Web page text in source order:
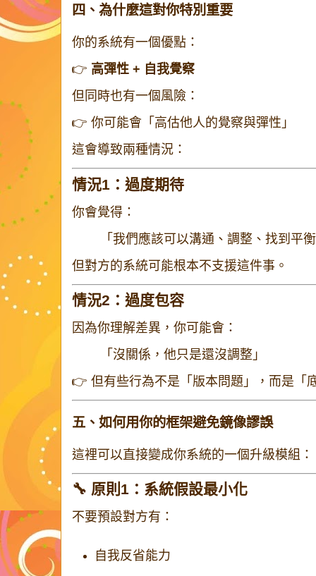
四、為什麼這對你特別重要
你的系統有一個優點：
👉 高彈性 + 自我覺察
但同時也有一個風險：
👉 你可能會「高估他人的覺察與彈性」
這會導致兩種情況：
情況1：過度期待
你會覺得：
「我們應該可以溝通、調整、找到平
但對方的系統可能根本不支援這件事。
情況2：過度包容
因為你理解差異，你可能會：
「沒關係，他只是還沒調整」
👉 但有些行為不是「版本問題」，而是「
五、如何用你的框架避免鏡像謬誤
這裡可以直接變成你系統的一個升級模組：
🔧 原則1：系統假設最小化
不要預設對方有：
自我反省能力